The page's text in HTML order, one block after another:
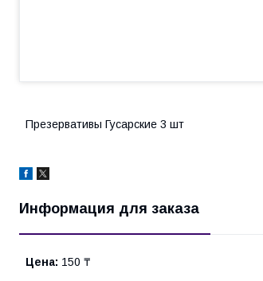
Презервативы Гусарские 3 шт
Информация для заказа
Цена: 150 ₸